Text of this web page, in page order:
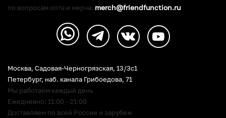
Москва, Садовая-Черногрязская, 13/3c1
Петербург, наб. канала Грибоедова, 71
Мы работаем каждый день
Ежедневно: 11:00 - 21:00
Доставляем по всей России и зарубеж
по вопросам опта и мерча: merch@friendfunction.ru